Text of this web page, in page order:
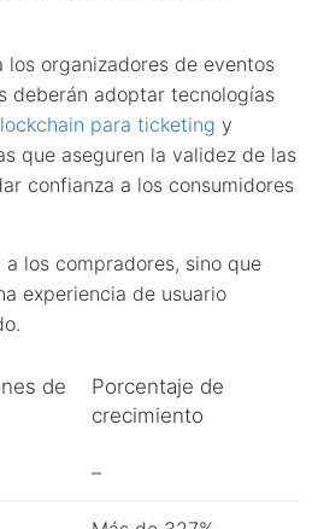
los organizadores de eventos
deberán adoptar tecnologías
para ticketing y
que aseguren la validez de las
confianza a los consumidores
los compradores, sino que
experiencia de usuario
de
Porcentaje de
crecimiento
–